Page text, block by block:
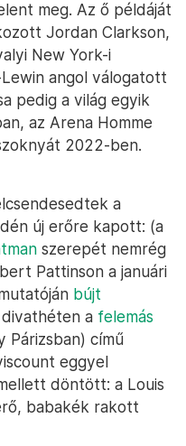
meg. Az ő példáját
Jordan Clarkson,
New York-i
angol válogatott
pedig a világ egyik
az Arena Homme
2022-ben.
a
új erőre kapott: (a
szerepét nemrég
Pattinson a januári
bújt
divathéten a felemás
Párizsban) című
eggyel
döntött: a Louis
babakék rakott